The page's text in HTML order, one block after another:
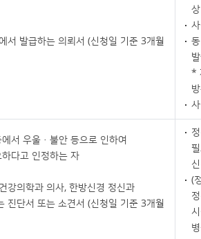
서 발급하는 의뢰서 (신청일 기준 3개월
*
에서 우울·불안 등으로 인하여
다고 인정하는 자
강의학과 의사, 한방신경 정신과
진단서 또는 소견서 (신청일 기준 3개월
(